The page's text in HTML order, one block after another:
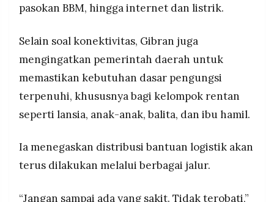
pasokan BBM, hingga internet dan listrik.
Selain soal konektivitas, Gibran juga
mengingatkan pemerintah daerah untuk
memastikan kebutuhan dasar pengungsi
terpenuhi, khususnya bagi kelompok rentan
seperti lansia, anak-anak, balita, dan ibu hamil.
Ia menegaskan distribusi bantuan logistik akan
terus dilakukan melalui berbagai jalur.
“Jangan sampai ada yang sakit. Tidak terobati,”